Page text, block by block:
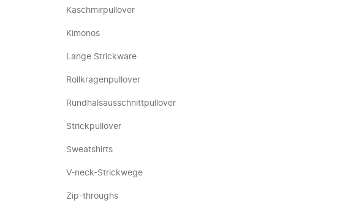
Kaschmirpullover
Kimonos
Lange Strickware
Rollkragenpullover
Rundhalsausschnittpullover
Strickpullover
Sweatshirts
V-neck-Strickwege
Zip-throughs